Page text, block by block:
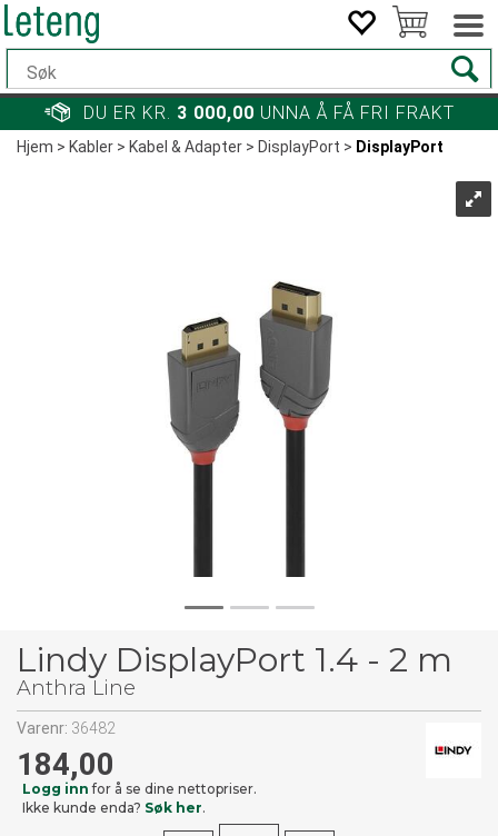
DU ER KR. 3 000,00 UNNA Å FÅ FRI FRAKT
Hjem>Kabler>Kabel & Adapter>DisplayPort> DisplayPort
Lindy DisplayPort 1.4 - 2 m
Anthra Line
Varenr: 36482
184,00
Logg inn for å se dine nettopriser.
Ikke kunde enda? Søk her.